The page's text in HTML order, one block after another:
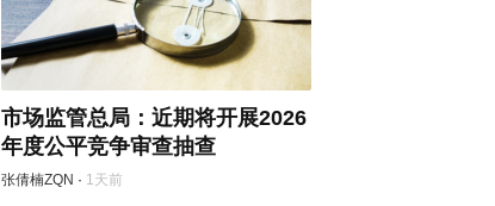
市场监管总局：近期将开展2026
年度公平竞争审查抽查
张倩楠ZQN · 1天前